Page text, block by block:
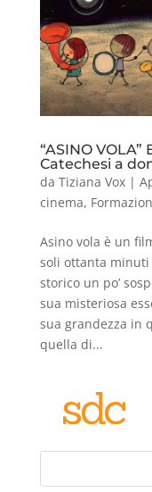
“ASINO VOLA”
Catechesi a
da Tiziana Vox|
cinema,
Asino vola è un
soli ottanta minuti
storico un po’
sua misteriosa
sua grandezza in
quella di...